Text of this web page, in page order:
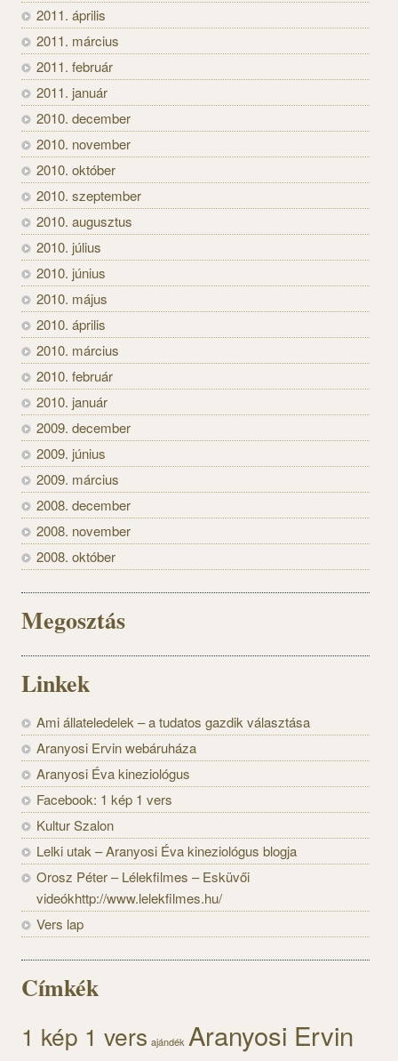
2011. április
2011. március
2011. február
2011. január
2010. december
2010. november
2010. október
2010. szeptember
2010. augusztus
2010. július
2010. június
2010. május
2010. április
2010. március
2010. február
2010. január
2009. december
2009. június
2009. március
2008. december
2008. november
2008. október
Megosztás
Linkek
Ami állateledelek – a tudatos gazdik választása
Aranyosi Ervin webáruháza
Aranyosi Éva kineziológus
Facebook: 1 kép 1 vers
Kultur Szalon
Lelki utak – Aranyosi Éva kineziológus blogja
Orosz Péter – Lélekfilmes – Esküvői
videókhttp://www.lelekfilmes.hu/
Vers lap
Címkék
1 kép 1 vers ajándék Aranyosi Ervin